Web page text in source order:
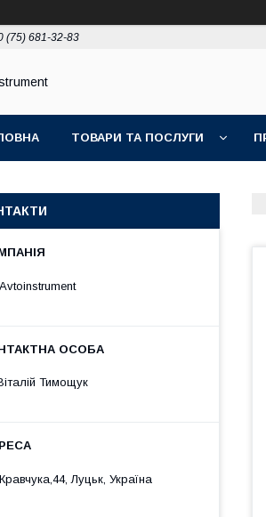
(75) 681-32-83
ТОВАРИ ТА ПОСЛУГИ
Avtoinstrument
Тимощук
Кравчука,44, Луцьк, Україна